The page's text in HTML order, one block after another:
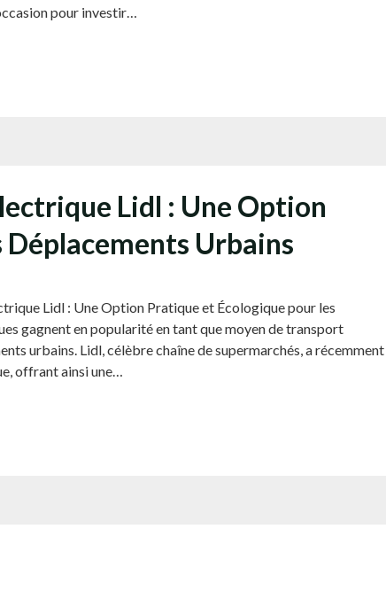
pour investir…
Lidl : Une Option
Déplacements Urbains
Lidl : Une Option Pratique et Écologique pour les
gagnent en popularité en tant que moyen de transport
urbains. Lidl, célèbre chaîne de supermarchés, a récemment
offrant ainsi une…